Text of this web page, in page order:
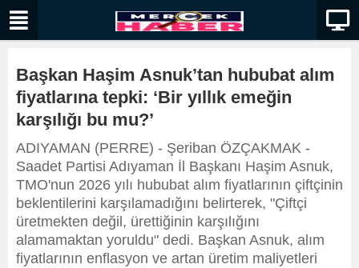
Başkan Haşim Asnuk’tan hububat alım
fiyatlarına tepki: ‘Bir yıllık emeğin
karşılığı bu mu?’
ADIYAMAN (PERRE) - Şeriban ÖZÇAKMAK -
Saadet Partisi Adıyaman İl Başkanı Haşim Asnuk,
TMO'nun 2026 yılı hububat alım fiyatlarının çiftçinin
beklentilerini karşılamadığını belirterek, "Çiftçi
üretmekten değil, ürettiğinin karşılığını
alamamaktan yoruldu" dedi. Başkan Asnuk, alım
fiyatlarının enflasyon ve artan üretim maliyetleri